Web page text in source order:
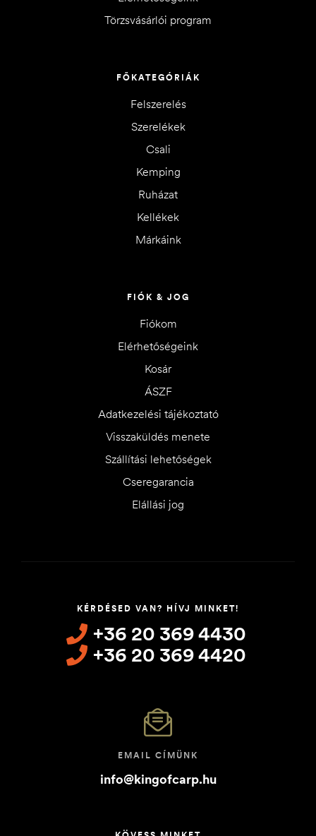
Törzsvásárlói program
FŐKATEGÓRIÁK
Felszerelés
Szerelékek
Csali
Kemping
Ruházat
Kellékek
Márkáink
FIÓK & JOG
Fiókom
Elérhetőségeink
Kosár
ÁSZF
Adatkezelési tájékoztató
Visszaküldés menete
Szállítási lehetőségek
Cseregarancia
Elállási jog
KÉRDÉSED VAN? HÍVJ MINKET!
+36 20 369 4430
+36 20 369 4420
EMAIL CÍMÜNK
info@kingofcarp.hu